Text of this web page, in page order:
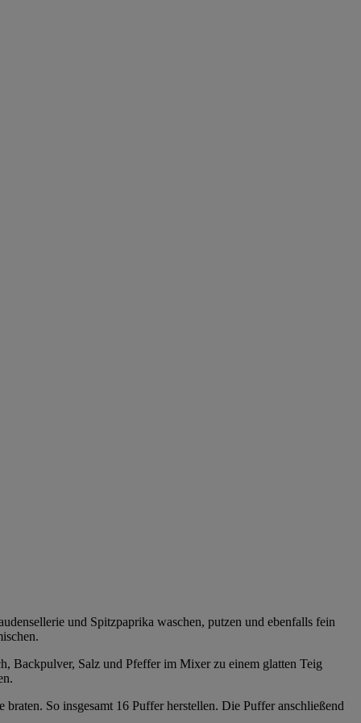
und Spitzpaprika waschen, putzen und ebenfalls fein
Backpulver, Salz und Pfeffer im Mixer zu einem glatten Teig
So insgesamt 16 Puffer herstellen. Die Puffer anschließend